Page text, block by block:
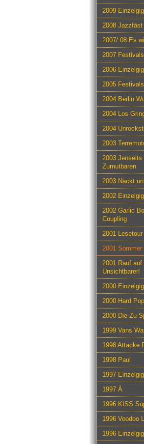
2009
2008 Jazzfäst
2007/ 08 Es
2007 Festivals
2006
2005 Festivals
2004 Berlin
2004 Los
2004
2003
2003 Jenseits
Zumutbaren
2003 Nackt
2002
2002 Garlic
Coupling
2001 Lesetour
2001
2001 Rauf auf
Unsichtbarer!
2000
2000 Hard
2000 Die Zu
1999 Vans
1998 Attacke
1998 Paul
1997
1997 Ä
1996 KISS
1996 Voodoo
1996